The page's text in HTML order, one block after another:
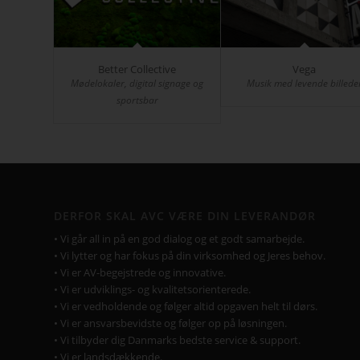
Better Collective
Mødelokaler, digital signage og
sportsbar
Vega
Musik med levende
• Vi går all in på en god dialog og et godt samarbejde.
• Vi lytter og har fokus på din virksomhed og Jeres behov.
• Vi er AV-begejstrede og innovative.
• Vi er udviklings- og kvalitetsorienterede.
• Vi er vedholdende og følger altid opgaven helt til dørs.
• Vi er ansvarsbevidste og følger op på løsningen.
• Vi tilbyder dig Danmarks bedste service & support.
• Vi er landsdækkende.